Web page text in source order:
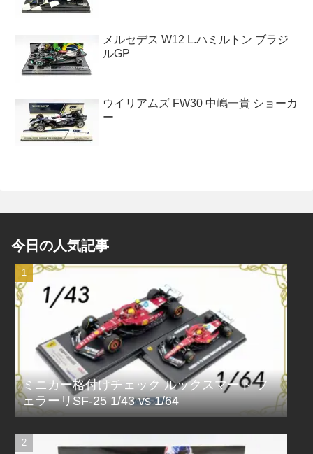
メルセデス W12 L.ハミルトン ブラジ
ルGP
ウイリアムズ FW30 中嶋一貴 ショーカ
ー
今日の人気記事
ミニカー格付けチェック ルックスマート フ
ェラーリSF-25 1/43 vs 1/64